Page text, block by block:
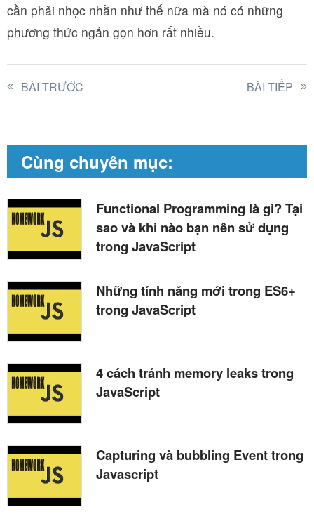
cần phải nhọc nhằn như thế nữa mà nó có những
phương thức ngắn gọn hơn rất nhiều.
BÀI TRƯỚC BÀI TIẾP
Cùng chuyên mục:
Functional Programming là gì? Tại
sao và khi nào bạn nên sử dụng
trong JavaScript
Những tính năng mới trong ES6+
trong JavaScript
4 cách tránh memory leaks trong
JavaScript
Capturing và bubbling Event trong
Javascript